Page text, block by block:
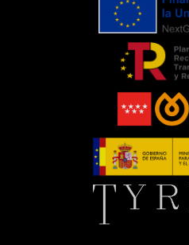
colaboración
organizaciones y
que, trabajando
generar un impacto
propio evento.Para C.
participar en esta
renovar nuestro
aquellas acciones que
de las personas y
entidades que, como